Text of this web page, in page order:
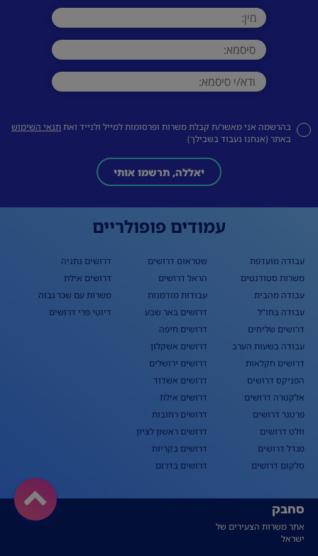
בהרשמה אני מאשר/ת קבלת משרות ופרסומות למייל ולנייד ואתתנאי השימוש
באתר (אנחנו נעבוד בשבילך)
יאללה, תרשמו אותי
עמודים פופולריים
עבודה מועדפת
משרות סטודנטים
עבודה מהבית
עבודה בחו"ל
דרושים שליחים
עבודה בשעות הערב
דרושים חקלאות
הפניקס דרושים
אלקטרה דרושים
פרטנר דרושים
וולט דרושים
מגדל דרושים
סלקום דרושים
שטראוס דרושים
הראל דרושים
עבודות מזדמנות
דרושים באר שבע
דרושים חיפה
דרושים אשקלון
דרושים ירושלים
דרושים אשדוד
דרושים אילת
דרושים רחובות
דרושים ראשון לציון
דרושים בקריות
דרושים בדרום
דרושים נתניה
דרושים אילת
משרות עם שכר גבוה
דיוטי פרי דרושים
סחבק
אתר משרות הצעירים של
ישראל